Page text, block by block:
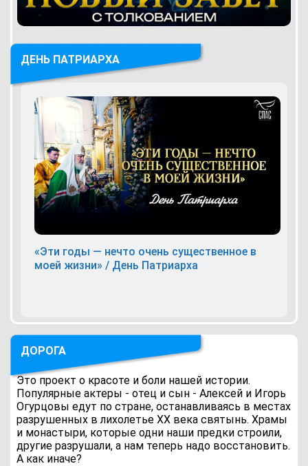
ДЕНЬ ПАТРИАРХА
«Эти годы — нечто очень существенное в
моей жизни» / День Патриарха
ДОРОГА
Это проект о красоте и боли нашей истории.
Популярные актеры - отец и сын - Алексей и Игорь
Огурцовы едут по стране, останавливаясь в местах
разрушенных в лихолетье ХХ века святынь. Храмы
и монастыри, которые одни наши предки строили,
другие разрушали, а нам теперь надо восстановить.
А как иначе?